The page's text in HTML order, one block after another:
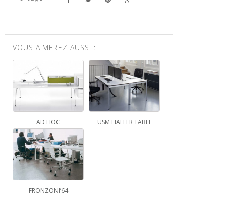
VOUS AIMEREZ AUSSI :
AD HOC USM HALLER TABLE
FRONZONI’64